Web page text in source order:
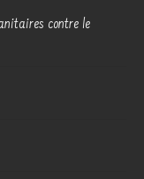
contre le